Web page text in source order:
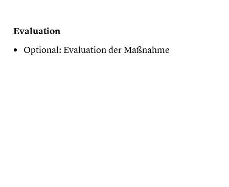
Evaluation
Optional: Evaluation der Maßnahme